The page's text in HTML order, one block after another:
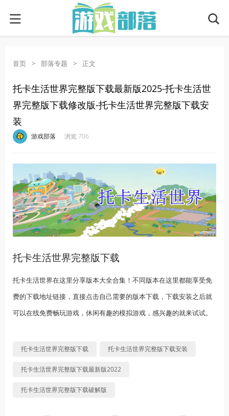
首页 > 部落专题 > 正文
托卡生活世界完整版下载最新版2025-托卡生活世
界完整版下载修改版-托卡生活世界完整版下载安
装
游戏部落 浏览 706
托卡生活世界完整版下载
托卡生活世界在这里分享版本大全合集！不同版本在这里都能享受免
费的下载地址链接，直接点击自己需要的版本下载，下载安装之后就
可以在线免费畅玩游戏，休闲有趣的模拟游戏，感兴趣的就来试试。
托卡生活世界完整版下载 托卡生活世界完整版下载安装
托卡生活世界完整版下载最新版2022
托卡生活世界完整版下载破解版